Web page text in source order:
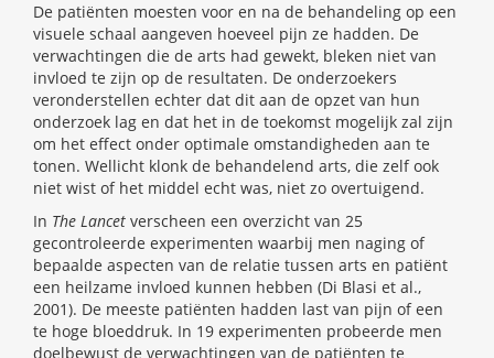
De patiënten moesten voor en na de behandeling op een
visuele schaal aangeven hoeveel pijn ze hadden. De
verwachtingen die de arts had gewekt, bleken niet van
invloed te zijn op de resultaten. De onderzoekers
veronderstellen echter dat dit aan de opzet van hun
onderzoek lag en dat het in de toekomst mogelijk zal zijn
om het effect onder optimale omstandigheden aan te
tonen. Wellicht klonk de behandelend arts, die zelf ook
niet wist of het middel echt was, niet zo overtuigend.
In The Lancet verscheen een overzicht van 25
gecontroleerde experimenten waarbij men naging of
bepaalde aspecten van de relatie tussen arts en patiënt
een heilzame invloed kunnen hebben (Di Blasi et al.,
2001). De meeste patiënten hadden last van pijn of een
te hoge bloeddruk. In 19 experimenten probeerde men
doelbewust de verwachtingen van de patiënten te